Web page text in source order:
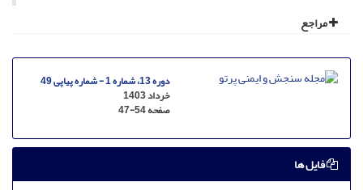
مراجع
دوره 13، شماره 1 - شماره پیاپی 49
خرداد 1403
صفحه47-54
فایل ها